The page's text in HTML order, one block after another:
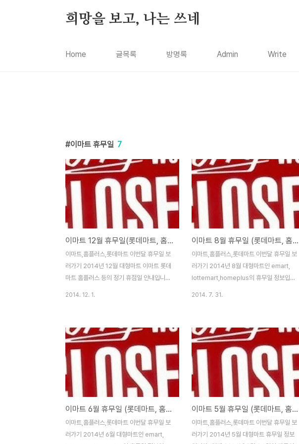
희망을 보고, 나는 쓰네
Home 글목록 방명록 Admin Write
이마트 휴무일 7
이마트 12월 휴무일(롯데마트, 홈플러스 대형마트 정기휴점일 안내)
이마트,홈플러스,롯데마트 이번달 휴무일 보
러가기 2014년 12월 대형마트 이마트 롯데
마트 홈플러스 등의 정기 휴점일 안내입니
포들이 정상영업을 하는듯 합니다.이때문에
다른 요일로 휴무일을 변경해서 헷갈리는 경
우가 있을수 있으니 참고해서 미리 알아보시
고 방문하시길 바라겠습니다.이마트 1월 휴
무일 날짜(롯데마트,홈플러스 대형마트 정기
휴점일과 구정 설날 영업)2015년 1월 1일 신
정 새해첫날의 경우에는 작년을 보면 경기,
일산 지역을 제외한 대부분의 점포는 정상영
업을 하는듯 하네요~ 이마트 휴무일 정보 홈
2014. 12. 1.
이마트 8월 휴무일 (롯데마트, 홈플러스 대형마트 정기휴점일 안내)
이마트,홈플러스,롯데마트 이번달 휴무일 보
러가기 2014년 8월 대형마트인 emart,
lottemart,homeplus의 휴무일 정보입니
라겠습니다.8월 13일과 8월 27일 수요일은
자율 휴무일이며, 지난달과 거의 비슷한데,
이제 거의 고정적으로 되어 가는듯 한데, 이
번달에 경기 인천 지역에서 약간 변화가 있더
군요.8월 10일과 24일 일요일은 강제 휴무
일로, 여름 바캉스 휴가 물놀이 준비를 하시
는 분들이라면 미리 잘 알아두시는게 좋겠지
요.이번 8월달에는 15일 광복절 금요일이 빨
간날로 3일짜리 연휴가 있는데, 15일에 일부
2014. 7. 31.
이마트 6월 휴무일 (롯데마트, 홈플러스 대형마트 정기휴점일 안내)
이마트,홈플러스,롯데마트 이번달 휴무일 보
러가기 2014년 6월 대형마트인 emart,
이마트 5월 휴무일 (롯데마트, 홈플러스 대형마트 정기휴점일 안내)
이마트,홈플러스,롯데마트 이번달 휴무일 보
러가기 2014년 5월 대형마트 휴무일 정보